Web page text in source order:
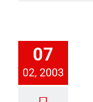
07
02, 2003